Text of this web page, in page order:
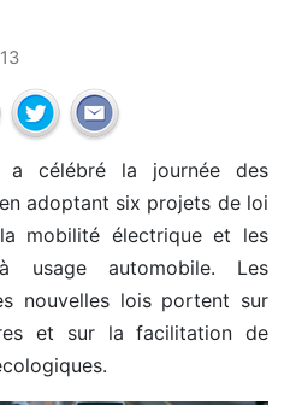
a célébré la journée des
adoptant six projets de loi
mobilité électrique et les
usage automobile. Les
nouvelles lois portent sur
et sur la facilitation de